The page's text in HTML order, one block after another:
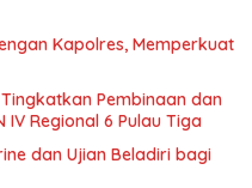
Kapolres, Memperkuat
Pembinaan dan
IV Regional 6 Pulau Tiga
dan Ujian Beladiri bagi